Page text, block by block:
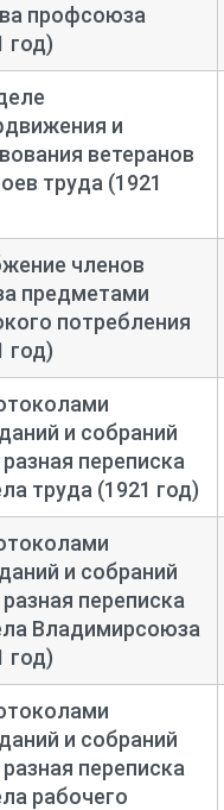
профсоюза
год)
и
ветеранов
труда (1921
членов
предметами
потребления
год)
и собраний
переписка
труда (1921 год)
и собраний
переписка
Владимирсоюза
год)
и собраний
переписка
рабочего